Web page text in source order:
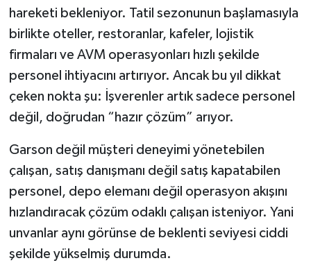
hareketi bekleniyor. Tatil sezonunun başlamasıyla
birlikte oteller, restoranlar, kafeler, lojistik
firmaları ve AVM operasyonları hızlı şekilde
personel ihtiyacını artırıyor. Ancak bu yıl dikkat
çeken nokta şu: İşverenler artık sadece personel
değil, doğrudan “hazır çözüm” arıyor.
Garson değil müşteri deneyimi yönetebilen
çalışan, satış danışmanı değil satış kapatabilen
personel, depo elemanı değil operasyon akışını
hızlandıracak çözüm odaklı çalışan isteniyor. Yani
unvanlar aynı görünse de beklenti seviyesi ciddi
şekilde yükselmiş durumda.